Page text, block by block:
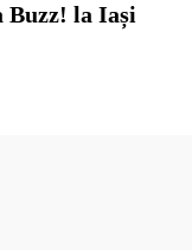
Buzz! la Iași